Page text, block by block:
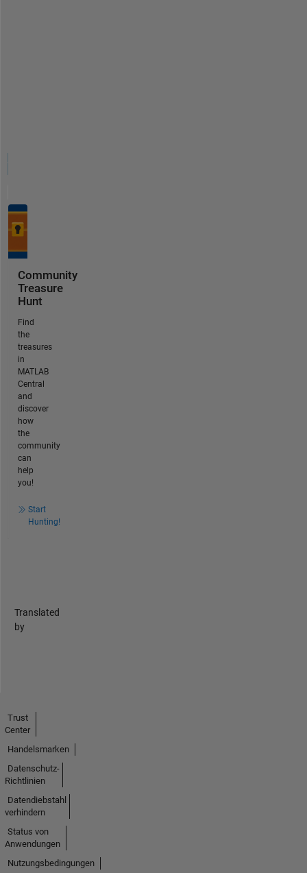
Community
Treasure
Hunt
Find
the
treasures
in
MATLAB
Central
and
discover
how
the
community
can
help
you!
Start
Hunting!
Translated
by
Trust
Center
Handelsmarken
Datenschutz-
Richtlinien
Datendiebstahl
verhindern
Status von
Anwendungen
Nutzungsbedingungen